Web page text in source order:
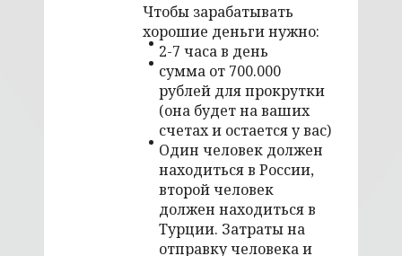
Чтобы зарабатывать
хорошие деньги нужно:
2-7 часа в день
сумма от 700.000
рублей для прокрутки
(она будет на ваших
счетах и остается у вас)
Один человек должен
находиться в России,
второй человек
должен находиться в
Турции. Затраты на
отправку человека и